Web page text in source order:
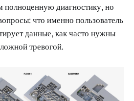
полноценную диагностику, но
что именно пользователь
данные, как часто нужны
тревогой.